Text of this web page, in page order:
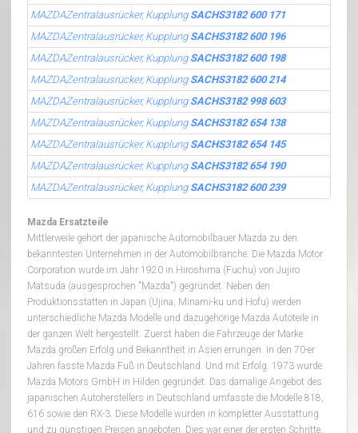
MAZDAZentralausrücker, Kupplung SACHS3182 600 171
MAZDAZentralausrücker, Kupplung SACHS3182 600 196
MAZDAZentralausrücker, Kupplung SACHS3182 600 198
MAZDAZentralausrücker, Kupplung SACHS3182 600 214
MAZDAZentralausrücker, Kupplung SACHS3182 998 603
MAZDAZentralausrücker, Kupplung SACHS3182 654 138
MAZDAZentralausrücker, Kupplung SACHS3182 654 145
MAZDAZentralausrücker, Kupplung SACHS3182 654 190
MAZDAZentralausrücker, Kupplung SACHS3182 600 239
Mazda Ersatzteile
Mittlerweile gehört der japanische Automobilbauer Mazda zu den
bekanntesten Unternehmen in der Automobilbranche. Die Mazda Motor
Corporation wurde im Jahr 1920 in Hiroshima (Fuchu) von Jujiro
Matsuda (ausgesprochen "Mazda") gegründet. Neben den
Produktionsstätten in Japan (Ujina, Minami-ku und Hofu) werden
unterschiedliche Mazda Modelle und dazugehörige Mazda Autoteile in
der ganzen Welt hergestellt. Zuerst haben die Fahrzeuge der Marke
Mazda großen Erfolg und Bekanntheit in Asien errungen. In den 70-er
Jahren fasste Mazda Fuß in Deutschland. Und mit Erfolg. 1973 wurde
Mazda Motors GmbH in Hilden gegründet. Das damalige Angebot des
japanischen Autoherstellers in Deutschland umfasste die Modelle 818,
616 sowie den RX-3. Diese Modelle wurden in kompletter Ausstattung
und zu günstigen Preisen angeboten. Dies war einer der ersten Schritte,